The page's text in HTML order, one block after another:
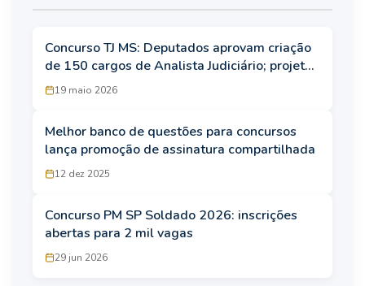
Concurso TJ MS: Deputados aprovam criação
de 150 cargos de Analista Judiciário; projeto
segue para sanção
19 maio 2026
Melhor banco de questões para concursos
lança promoção de assinatura compartilhada
12 dez 2025
Concurso PM SP Soldado 2026: inscrições
abertas para 2 mil vagas
29 jun 2026